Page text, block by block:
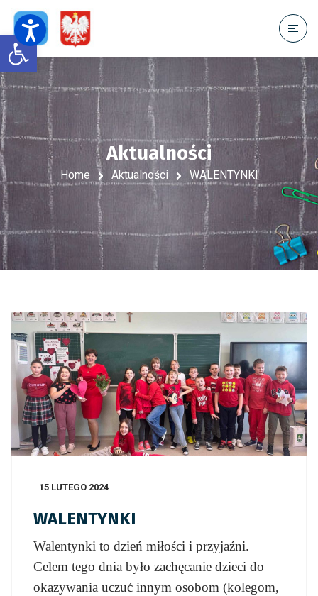
Open toolbar
Aktualności
Home Aktualności WALENTYNKI
15 LUTEGO 2024
WALENTYNKI
Walentynki to dzień miłości i przyjaźni.
Celem tego dnia było zachęcanie dzieci do
okazywania uczuć innym osobom (kolegom,